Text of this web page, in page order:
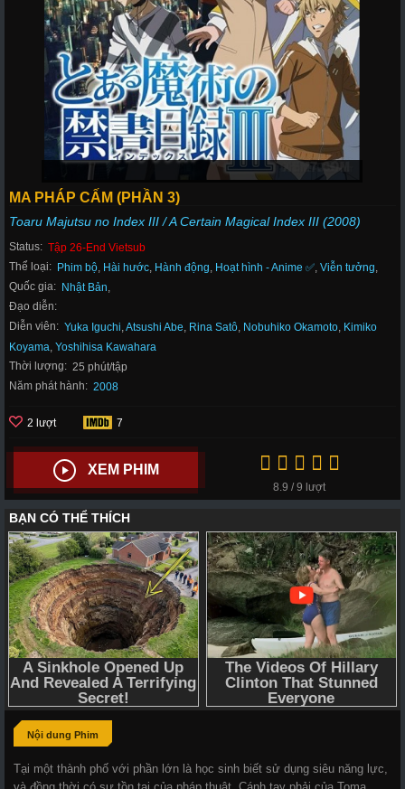
MA PHÁP CẤM (PHẦN 3)
Toaru Majutsu no Index III / A Certain Magical Index III (2008)
Status: Tập 26-End Vietsub
Thể loại: Phim bộ, Hài hước, Hành động, Hoạt hình - Anime ✅, Viễn tưởng,
Quốc gia: Nhật Bản,
Đạo diễn:
Diễn viên: Yuka Iguchi,Atsushi Abe, Rina Satô, Nobuhiko Okamoto, Kimiko
Koyama, Yoshihisa Kawahara
Thời lượng: 25 phút/tập
Năm phát hành: 2008
2 lượt 7
XEM PHIM
8.9 / 9 lượt
Nội dung Phim
Tại một thành phố với phần lớn là học sinh biết sử dụng siêu năng lực,